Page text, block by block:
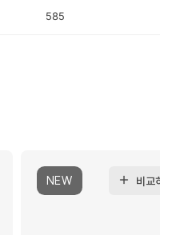
585
NEW 비교하기